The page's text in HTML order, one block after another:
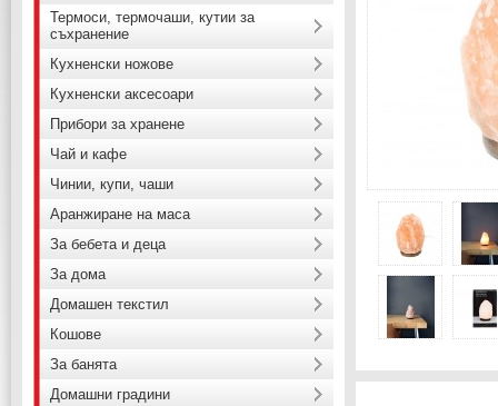
Термоси, термочаши, кутии за
съхранение
Кухненски ножове
Кухненски аксесоари
Прибори за хранене
Чай и кафе
Чинии, купи, чаши
Аранжиране на маса
За бебета и деца
За дома
Домашен текстил
Кошове
За банята
Домашни градини